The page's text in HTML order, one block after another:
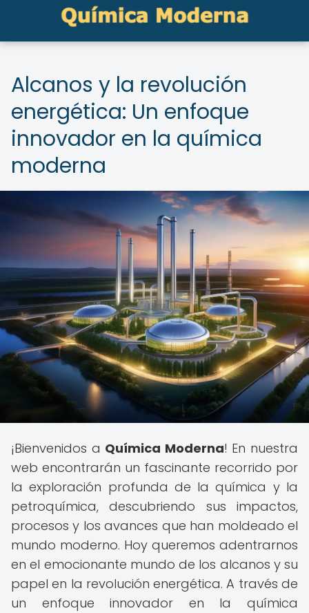
Alcanos y la revolución
energética: Un enfoque
innovador en la química
moderna
¡Bienvenidos a Química Moderna! En nuestra
web encontrarán un fascinante recorrido por
la exploración profunda de la química y la
petroquímica, descubriendo sus impactos,
procesos y los avances que han moldeado el
mundo moderno. Hoy queremos adentrarnos
en el emocionante mundo de los alcanos y su
papel en la revolución energética. A través de
un enfoque innovador en la química